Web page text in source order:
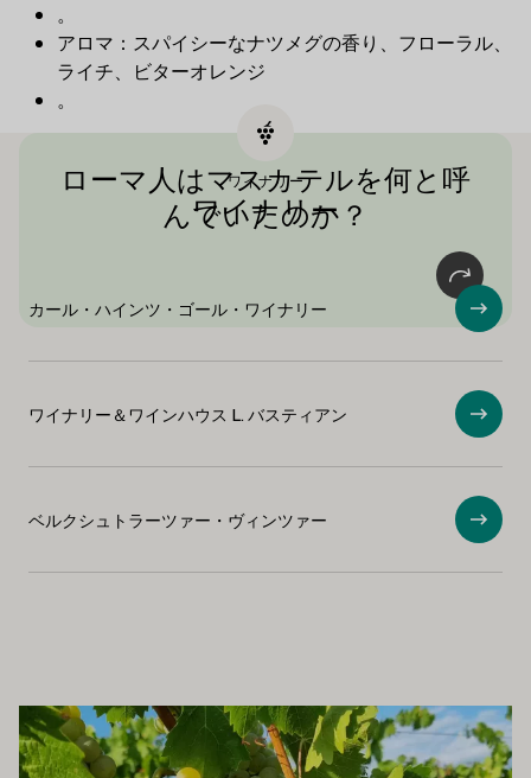
。
アロマ：スパイシーなナツメグの香り、フローラル、
ライチ、ビターオレンジ
。
ローマ人はマスカテルを何と呼
んでいたのか？
ローマ人ですら、このブドウの品種をミ
ツバチの群れのように呼んでいた。
ワイナリー
ワイナリー
カール・ハインツ・ゴール・ワイナリー ショ
ワイナリー＆ワインハウス L. バスティアン ショ
ベルクシュトラーツァー・ヴィンツァー ショ
お勧めです
もっと詳しく